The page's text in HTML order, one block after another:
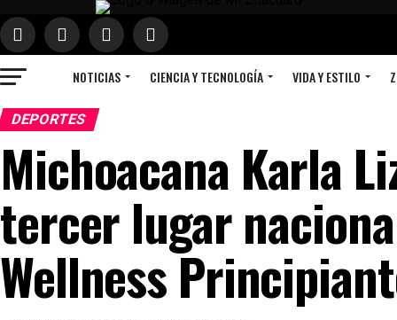
NOTICIAS CIENCIA Y TECNOLOGÍA VIDA Y ESTILO
DEPORTES
Michoacana Karla
tercer lugar
Wellness